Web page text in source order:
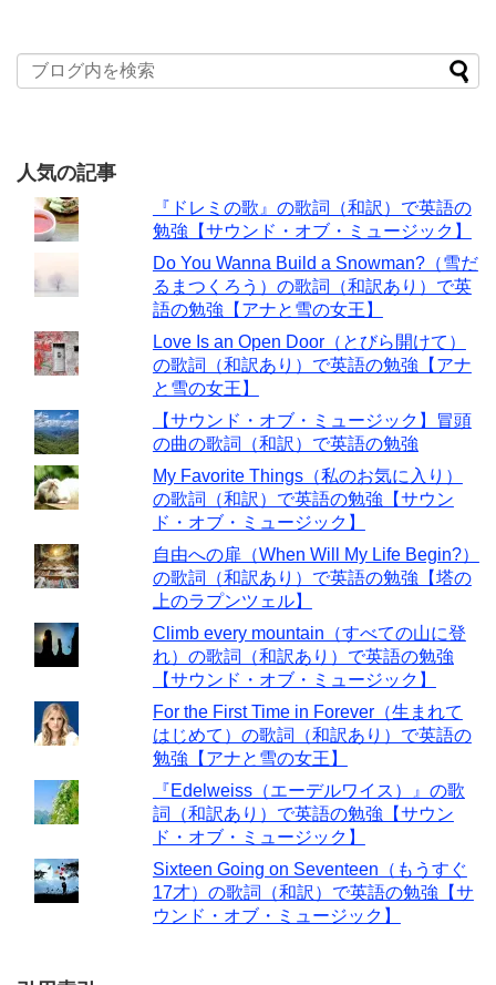
人気の記事
『ドレミの歌』の歌詞（和訳）で英語の
勉強【サウンド・オブ・ミュージック】
Do You Wanna Build a Snowman?（雪だ
るまつくろう）の歌詞（和訳あり）で英
語の勉強【アナと雪の女王】
Love Is an Open Door（とびら開けて）
の歌詞（和訳あり）で英語の勉強【アナ
と雪の女王】
【サウンド・オブ・ミュージック】冒頭
の曲の歌詞（和訳）で英語の勉強
My Favorite Things（私のお気に入り）
の歌詞（和訳）で英語の勉強【サウン
ド・オブ・ミュージック】
自由への扉（When Will My Life Begin?）
の歌詞（和訳あり）で英語の勉強【塔の
上のラプンツェル】
Climb every mountain（すべての山に登
れ）の歌詞（和訳あり）で英語の勉強
【サウンド・オブ・ミュージック】
For the First Time in Forever（生まれて
はじめて）の歌詞（和訳あり）で英語の
勉強【アナと雪の女王】
『Edelweiss（エーデルワイス）』の歌
詞（和訳あり）で英語の勉強【サウン
ド・オブ・ミュージック】
Sixteen Going on Seventeen（もうすぐ
17才）の歌詞（和訳）で英語の勉強【サ
ウンド・オブ・ミュージック】